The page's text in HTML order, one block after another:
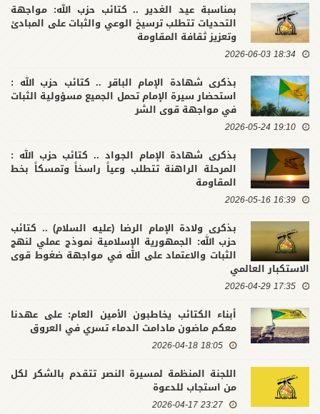
بمناسبة عيد الغدير .. كتائب حزب الله: مواجهة
التحديات تتطلب ترسيخ الوعي والثبات على المبادئ
وتعزيز ثقافة المقاومة
18:34 2026-06-03
بذكرى شهادة الإمام الباقر .. كتائب حزب الله :
استحضار سيرة الإمام تحمل الجميع مسؤولية الثبات
في مواجهة قوى الشر
19:10 2026-05-24
بذكرى شهادة الإمام الجواد .. كتائب حزب الله :
المرحلة الراهنة تتطلب وعياً راسخاً وتمسكاً بخط
المقاومة
16:39 2026-05-16
بذكرى ولادة الإمام الرضا (عليه السلام) .. كتائب
حزب الله: الجمهورية الإسلامية نموذج عملي لنهج
الثبات والاعتماد على الله في مواجهة ضغوط قوى
الاستكبار العالمي
17:35 2026-04-29
أبناء الكتائب يخاطبون الأمين العام: على عهدنا
معكم ماضون مادامت الدماء تسري في العروق
18:05 2026-04-18
اللجنة المنظمة لمسيرة النصر تتقدم بالشكر لكل
من استجاب للدعوة
23:27 2026-04-17